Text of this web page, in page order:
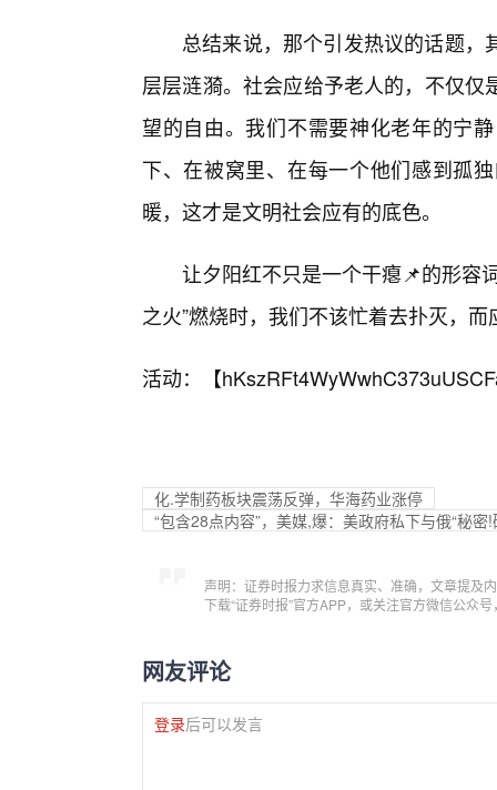
总结来说，那个引发热议的话题
层层涟漪。社会应给予老人的，不仅
望的自由。我们不需要神化老年的宁
下、在被窝里、在每一个他们感到孤
暖，这才是文明社会应有的底色。
让夕阳红不只是一个干瘪📌的形容
之火”燃烧时，我们不该忙着去扑灭，
活动：【
化.学制药板块震荡反弹，华海药业涨停
“包含28点内容”，美媒,爆：美政府私下与俄“秘
声明：证券时报力求信息真实、准确，文章提及
下载“证券时报”官方APP，或关注官方微信公众
网友评论
登录后可以发言